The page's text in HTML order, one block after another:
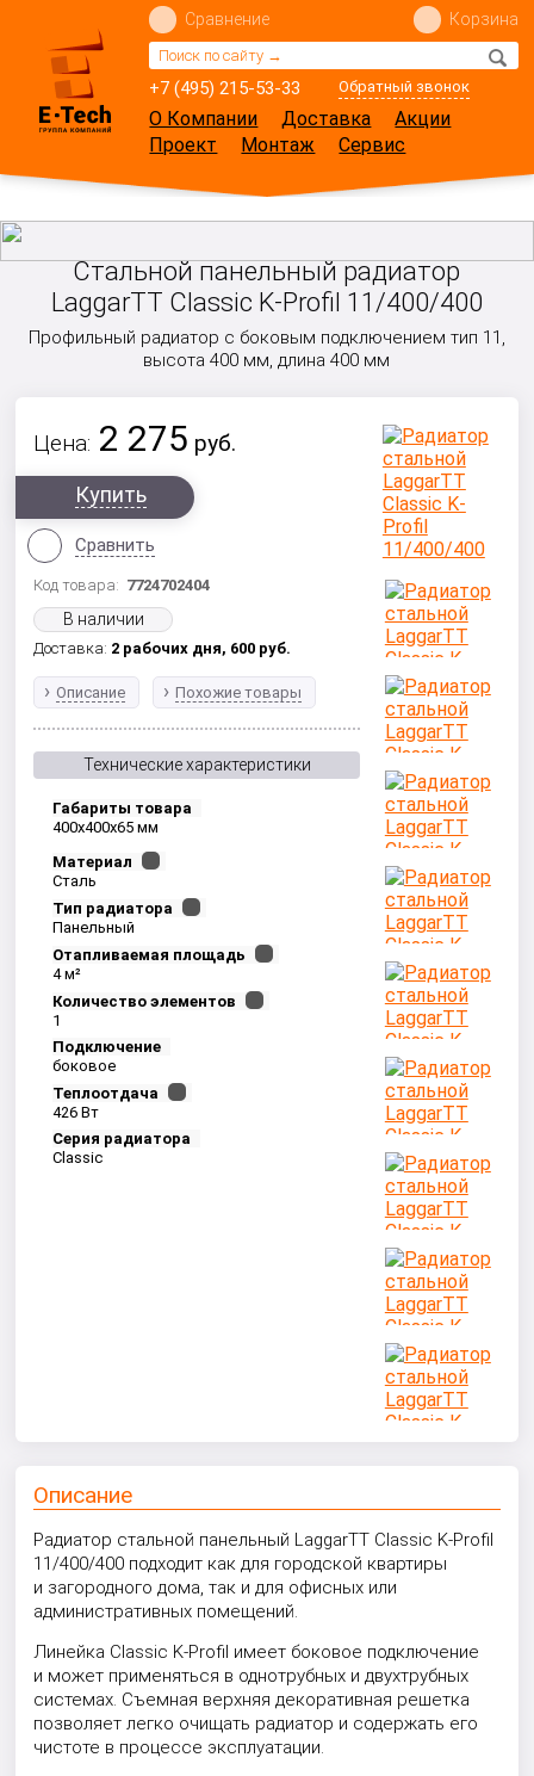
+7 (495) 215-53-33 Обратный звонок
Сравнение Корзина
О Компании Доставка
Акции
Проект
Монтаж Сервис
Стальной панельный радиатор
LaggarTT Classic K-Profil 11/400/400
Профильный радиатор с боковым подключением тип 11,
высота 400 мм, длина 400 мм
Цена: 2 275 руб.
Купить
Сравнить
Код товара: 7724702404
В наличии
Доставка: 2 рабочих дня, 600 руб.
Описание Похожие товары
Технические характеристики
Габариты товара
400x400x65 мм
Материал
Сталь
Тип радиатора
Панельный
Отапливаемая площадь
4 м²
Количество элементов
1
Подключение
боковое
Теплоотдача
426 Вт
Серия радиатора
Classic
Описание
Радиатор стальной панельный LaggarTT Classic K-Profil
11/400/400 подходит как для городской квартиры
и загородного дома, так и для офисных или
административных помещений.
Линейка Classic K-Profil имеет боковое подключение
и может применяться в однотрубных и двухтрубных
системах. Съемная верхняя декоративная решетка
позволяет легко очищать радиатор и содержать его
чистоте в процессе эксплуатации.